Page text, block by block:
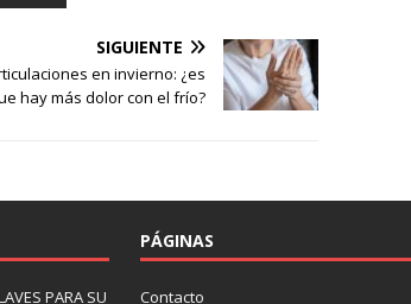
SIGUIENTE
en invierno: ¿es
hay más dolor con el frío?
PARA SU
PÁGINAS
Contacto